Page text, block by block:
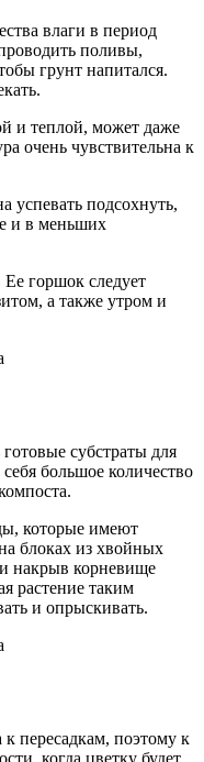
влаги в период
поливы,
грунт напитался.
и теплой, может даже
очень чувствительна к
успевать подсохнуть,
и в меньших
горшок следует
а также утром и
субстраты для
большое количество
которые имеют
блоках из хвойных
накрыв корневище
растение таким
и опрыскивать.
к пересадкам, поэтому к
когда цветку будет